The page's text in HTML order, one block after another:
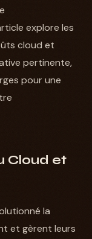
explore les
cloud et
pertinente,
pour une
Cloud et
la
et gèrent leurs